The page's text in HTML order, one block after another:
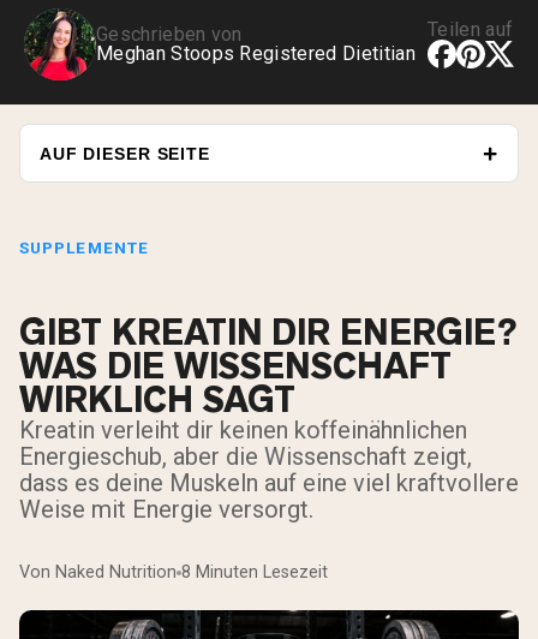
Geschrieben von
Meghan Stoops Registered Dietitian
Teilen auf
AUF DIESER SEITE
SUPPLEMENTE
GIBT KREATIN DIR ENERGIE?
WAS DIE WISSENSCHAFT
WIRKLICH SAGT
Kreatin verleiht dir keinen koffeinähnlichen
Energieschub, aber die Wissenschaft zeigt,
dass es deine Muskeln auf eine viel kraftvollere
Weise mit Energie versorgt.
Von Naked Nutrition 8 Minuten Lesezeit